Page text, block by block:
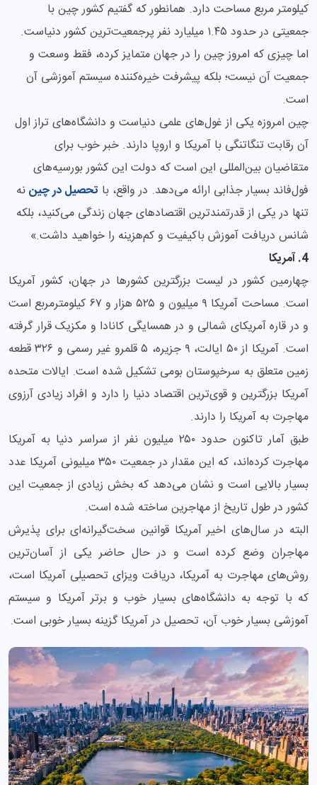
کیلومتر مربع مساحت دارد. همانطور که گفتیم کشور چین با
جمعیتی در حدود ۱.۴۵ میلیارد نفر پرجمعیت‌ترین کشور دنیاست.
اما چیزی که امروز چین را در جهان متمایز کرده، فقط وسعت و
جمعیت آن نیست؛ بلکه پیشرفت خیره‌کننده سیستم آموزشی آن
است.
چین امروزه یکی از غول‌های علمی دنیاست و دانشگاه‌های تراز اول
آن رقابت تنگاتنگی با آمریکا و اروپا دارند. خبر خوب برای
متقاضیان بین‌المللی این است که دولت این کشور بورسیه‌های
فول‌فاند بسیار جذابی ارائه می‌دهد. در واقع، با تحصیل در چیننه
تنها در یکی از قدرتمندترین اقتصادهای جهان زندگی می‌کنید، بلکه
شانس دریافت آموزش باکیفیت و کم‌هزینه را خواهید داشت.»
4. آمریکا
چهارمین کشور در لیست بزرگترین کشورها در جهان، کشور آمریکا
است. مساحت آمریکا ۹ میلیون و ۵۲۵ هزار و ۶۷ کیلومترمربع است
و در قاره آمریکای شمالی و در همسایگی کانادا و مکزیک قرار گرفته
است. آمریکا از ۵۰ ایالت، ۹ جزیره، ۵ قلمرو غیر رسمی و ۳۲۶ قطعه
زمین متعلق به سرخپوستان بومی تشکیل شده است. ایالات متحده
آمریکا بزرگترین و قوی‌ترین اقتصاد دنیا را دارد و افراد زیادی آرزوی
مهاجرت به آمریکا را دارند.
طبق آمار تاکنون حدود ۲۵۰ میلیون نفر از سراسر دنیا به آمریکا
مهاجرت کرده‌اند، که این مقدار در جمعیت ۳۵۰ میلیونی آمریکا عدد
بسیار بالایی است و نشان می‌دهد که بخش زیادی از جمعیت این
کشور در طول تاریخ از مهاجرین ساخته شده است.
البته در سال‌های اخیر آمریکا قوانین سخت‌گیرانه‌ای برای پذیرش
مهاجران وضع کرده است و در حال حاضر یکی از آسان‌ترین
روش‌های مهاجرت به آمریکا، دریافت ویزای تحصیلی آمریکا است،
که با توجه به دانشگاه‌های بسیار خوب و برتر آمریکا و سیستم
آموزشی بسیار خوب آن، تحصیل در آمریکا گزینه بسیار خوبی است.